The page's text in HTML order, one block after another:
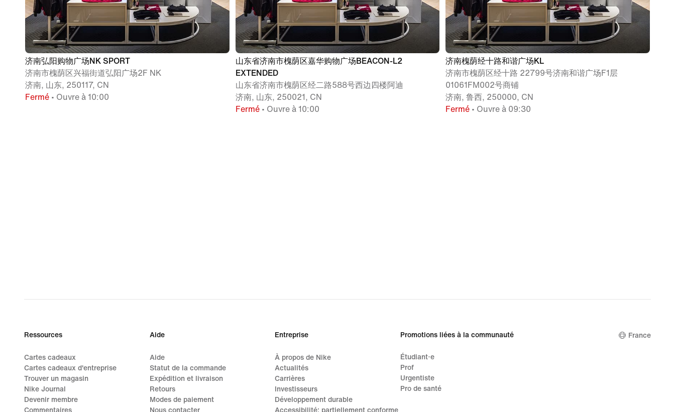
济南弘阳购物广场NK SPORT
济南市槐荫区兴福街道弘阳广场2F NK
济南, 山东, 250117, CN
Fermé • Ouvre à 10:00
山东省济南市槐荫区嘉华购物广场BEACON-L2
EXTENDED
山东省济南市槐荫区经二路588号西边四楼阿迪
济南, 山东, 250021, CN
Fermé• Ouvre à 10:00
济南槐荫经十路和谐广场KL
济南市槐荫区经十路 22799号济南和谐广场F1层
01061FM002号商铺
济南, 鲁西, 250000, CN
Fermé • Ouvre à 09:30
Ressources
Cartes cadeaux
Cartes cadeaux d'entreprise
Trouver un magasin
Nike Journal
Devenir membre
Commentaires
Aide
Aide
Statut de la commande
Expédition et livraison
Retours
Modes de paiement
Nous contacter
Entreprise
À propos de Nike
Actualités
Carrières
Investisseurs
Développement durable
Accessibilité: partiellement conforme
Promotions liées à la communauté
Étudiant·e
Prof
Urgentiste
Pro de santé
France